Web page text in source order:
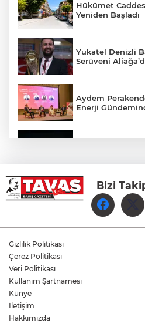
Hükümet
Yeniden Başladı
Yukatel Denizli
Serüveni
Aydem
Enerji
Denizli
Voleybol Takımı
başladı
Yukatel Denizli
Öğretmen Eyüp
Bizi
Gizlilik Politikası
Çerez Politikası
Veri Politikası
Kullanım Şartnamesi
Künye
İletişim
Hakkımızda